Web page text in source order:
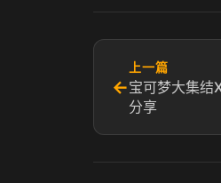
←
上一篇
宝可梦大集结
分享​